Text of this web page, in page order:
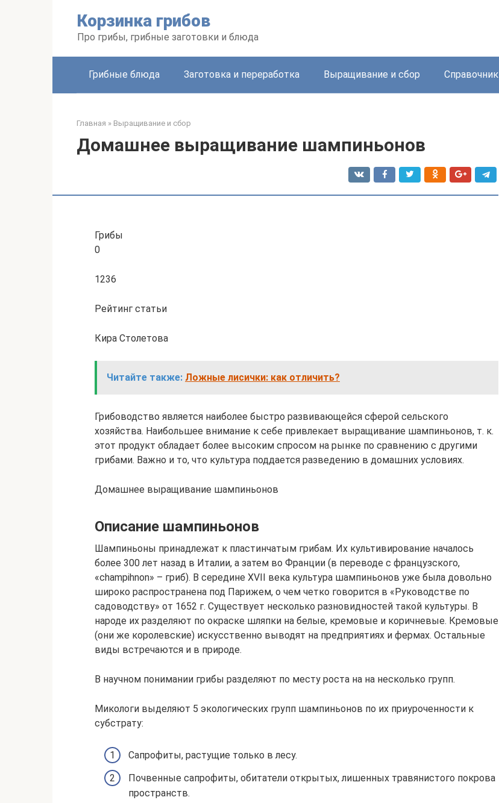
Корзинка грибов
Про грибы, грибные заготовки и блюда
Грибные блюда Заготовка и переработка Выращивание и сбор Справочник
Главная » Выращивание и сбор
Домашнее выращивание шампиньонов
Грибы
0
1236
Рейтинг статьи
Кира Столетова
Читайте также: Ложные лисички: как отличить?
Грибоводство является наиболее быстро развивающейся сферой сельского
хозяйства. Наибольшее внимание к себе привлекает выращивание шампиньонов, т. к.
этот продукт обладает более высоким спросом на рынке по сравнению с другими
грибами. Важно и то, что культура поддается разведению в домашних условиях.
Домашнее выращивание шампиньонов
Описание шампиньонов
Шампиньоны принадлежат к пластинчатым грибам. Их культивирование началось
более 300 лет назад в Италии, а затем во Франции (в переводе с французского,
«champihnon» – гриб). В середине ХVII века культура шампиньонов уже была довольно
широко распространена под Парижем, о чем четко говорится в «Руководстве по
садоводству» от 1652 г. Существует несколько разновидностей такой культуры. В
народе их разделяют по окраске шляпки на белые, кремовые и коричневые. Кремовые
(они же королевские) искусственно выводят на предприятиях и фермах. Остальные
виды встречаются и в природе.
В научном понимании грибы разделяют по месту роста на на несколько групп.
Микологи выделяют 5 экологических групп шампиньонов по их приуроченности к
субстрату:
Сапрофиты, растущие только в лесу.
Почвенные сапрофиты, обитатели открытых, лишенных травянистого покрова
пространств.